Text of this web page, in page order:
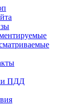
ПДД